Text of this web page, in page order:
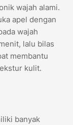
wajah alami.
apel dengan
wajah
lalu bilas
membantu
kulit.
banyak